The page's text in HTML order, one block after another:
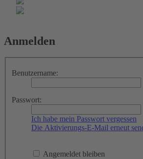
Anmelden
Benutzername:
Passwort:
Ich habe mein Passwort vergessen
Die Aktivierungs-E-Mail erneut
Angemeldet bleiben